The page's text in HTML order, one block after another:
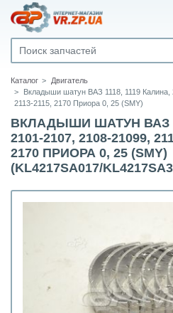
Каталог
Двигатель
Вкладыши шатун ВАЗ 1118, 1119 Калина,
2113-2115, 2170 Приора 0, 25 (SMY)
ВКЛАДЫШИ ШАТУН ВАЗ
2101-2107, 2108-21099,
2170 ПРИОРА 0, 25 (SMY)
(KL4217SA017/